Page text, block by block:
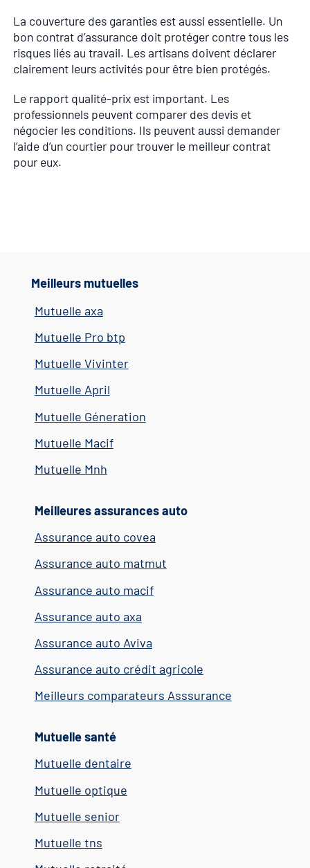
La couverture des garanties est aussi essentielle. Un
bon contrat d’assurance doit protéger contre tous les
risques liés au travail. Les artisans doivent déclarer
clairement leurs activités pour être bien protégés.
Le rapport qualité-prix est important. Les
professionnels peuvent comparer des devis et
négocier les conditions. Ils peuvent aussi demander
l’aide d’un courtier pour trouver le meilleur contrat
pour eux.
Meilleurs mutuelles
Mutuelle axa
Mutuelle Pro btp
Mutuelle Vivinter
Mutuelle April
Mutuelle Géneration
Mutuelle Macif
Mutuelle Mnh
Meilleures assurances auto
Assurance auto covea
Assurance auto matmut
Assurance auto macif
Assurance auto axa
Assurance auto Aviva
Assurance auto crédit agricole
Meilleurs comparateurs Asssurance
Mutuelle santé
Mutuelle dentaire
Mutuelle optique
Mutuelle senior
Mutuelle tns